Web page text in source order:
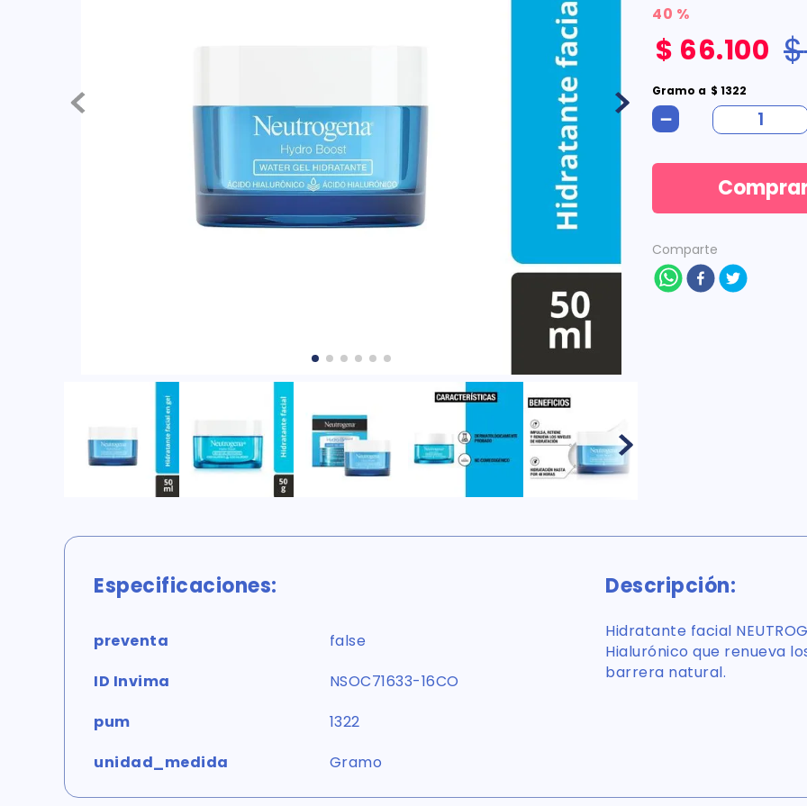
40 %
$
$ 66.100
Gramo a $ 1322
－
Comparte
Especificaciones:
preventa
false
ID Invima
NSOC71633-16CO
pum
1322
unidad_medida
Gramo
Descripción:
Hidratante facial
Hialurónico que renueva
barrera natural.